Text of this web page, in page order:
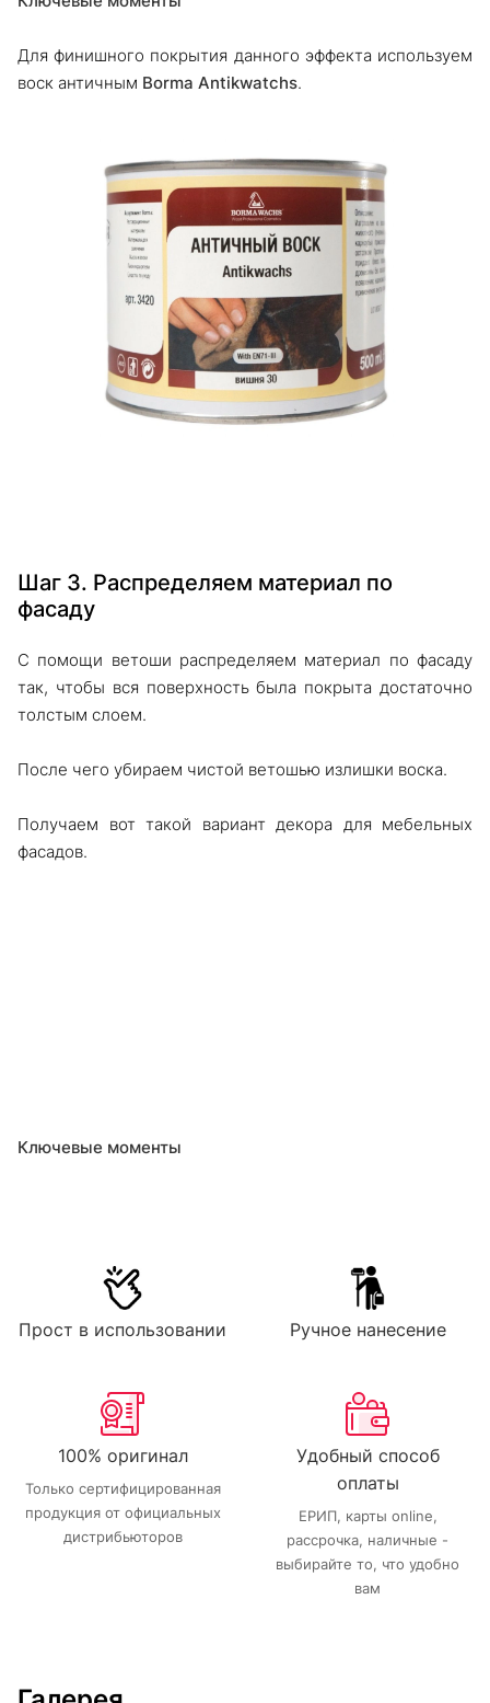
Для финишного покрытия данного эффекта используем
воск античным Borma Antikwatchs.
Шаг 3. Распределяем материал по
фасаду
С помощи ветоши распределяем материал по фасаду
так, чтобы вся поверхность была покрыта достаточно
толстым слоем.
После чего убираем чистой ветошью излишки воска.
Получаем вот такой вариант декора для мебельных
фасадов.
Ключевые моменты
Прост в использовании Ручное нанесение
100% оригинал
Только сертифицированная
продукция от официальных
дистрибьюторов
Удобный способ
оплаты
ЕРИП, карты online,
рассрочка, наличные -
выбирайте то, что удобно
вам